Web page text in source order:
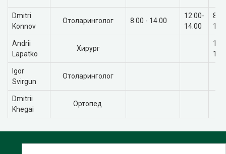
Dmitri
Konnov
Отоларинголог 8.00 - 14.00
12.00-
14.00
Andrii
Lapatko
Хирург
Igor
Svirgun
Отоларинголог
Dmitrii
Khegai
Ортопед